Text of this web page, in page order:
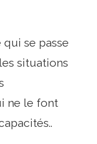
se passe
situations
ne le font